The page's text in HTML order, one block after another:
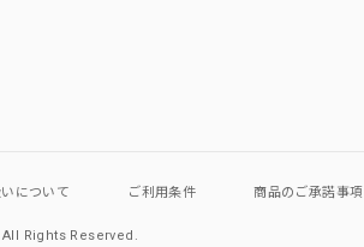
について ご利用条件 商品のご承諾事項
All Rights Reserved.